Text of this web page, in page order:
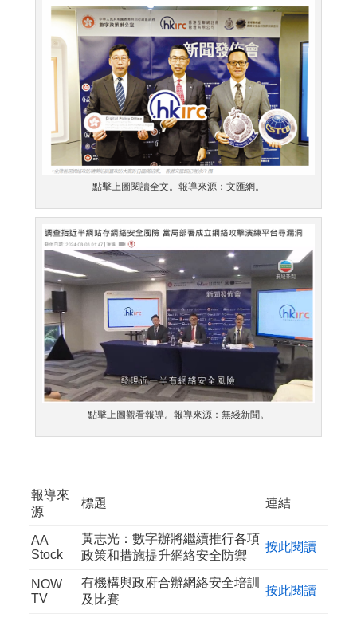
點擊上圖閱讀全文。報導來源：文匯網。
點擊上圖觀看報導。報導來源：無綫新聞。
報導來
源
標題 連結
AA
Stock
黃志光：數字辦將繼續推行各項
政策和措施提升網絡安全防禦
按此閱讀
NOW
TV
有機構與政府合辦網絡安全培訓
及比賽
按此閱讀